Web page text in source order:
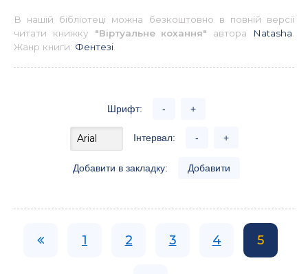
В нашій бібліотеці можна безкоштовно в повній версії
читати книжку "Віртуальне кохання" автора Natasha
Жанр книги: Фентезі
Шрифт: - +
Інтервал: - +
Добавити в закладку: Добавити
1 2 3 4 5